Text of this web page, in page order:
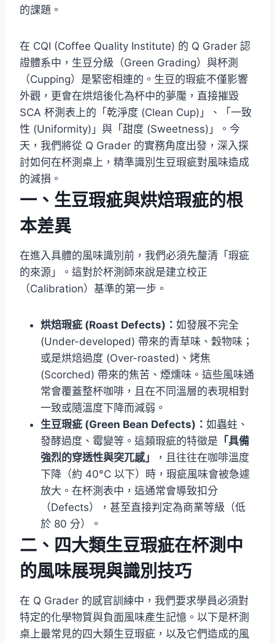
的課題。
在 CQI (Coffee Quality Institute) 的 Q Grader 認
證體系中，生豆分級（Green Grading）與杯測
（Cupping）是緊密相連的。生豆的瑕疵不僅影響
外觀，更會在烘焙後化為杯中的夢魘，直接摧毀
SCA 杯測表上的「乾淨度 (Clean Cup)」、「一致
性 (Uniformity)」與「甜度 (Sweetness)」。今
天，我們將從 Q Grader 的實務角度出發，深入探
討如何在杯測桌上，精準識別生豆瑕疵對風味造成
的減損。
一、生豆瑕疵與烘焙瑕疵的根
本差異
在進入具體的風味識別前，我們必須先釐清「瑕疵
的來源」。這對於杯測師來說是建立校正
（Calibration）基準的第一步。
烘焙瑕疵 (Roast Defects)： 如發展不完全
(Under-developed) 帶來的青草味、穀物味；
或是烘焙過度 (Over-roasted)、烤焦
(Scorched) 帶來的焦苦、煙燻味。這些風味通
常會覆蓋整杯咖啡，且在不同溫層的表現相對
一致或隨溫度下降而減弱。
生豆瑕疵 (Green Bean Defects)： 如蟲蛀、
發酵過度、霉變等。這類瑕疵的特徵是 「具備
強烈的穿透性與突兀感」
，且往往在咖啡溫度
下降（約 40°C 以下）時，瑕疵風味會被急遽
放大。在杯測表中，這通常會導致扣分
（Defects），甚至直接判定為商業等級（低
於 80 分）。
二、四大類生豆瑕疵在杯測中
的風味展現與識別技巧
在 Q Grader 的感官訓練中，我們要求學員必須對
特定的化學物質與負面風味產生記憶。以下是杯測
桌上最常見的四大類生豆瑕疵，以及它們造成的風